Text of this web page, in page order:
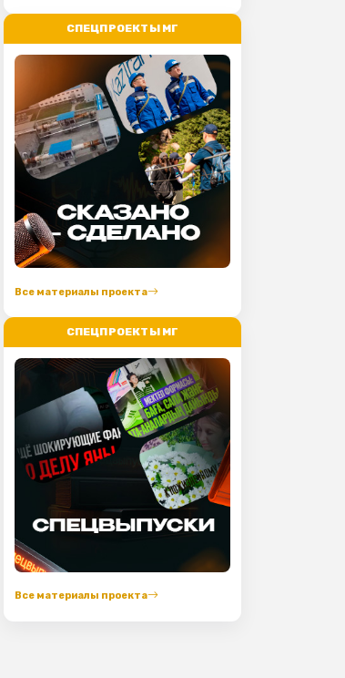
СПЕЦПРОЕКТЫ МГ
Все материалы проекта
СПЕЦПРОЕКТЫ МГ
Все материалы проекта